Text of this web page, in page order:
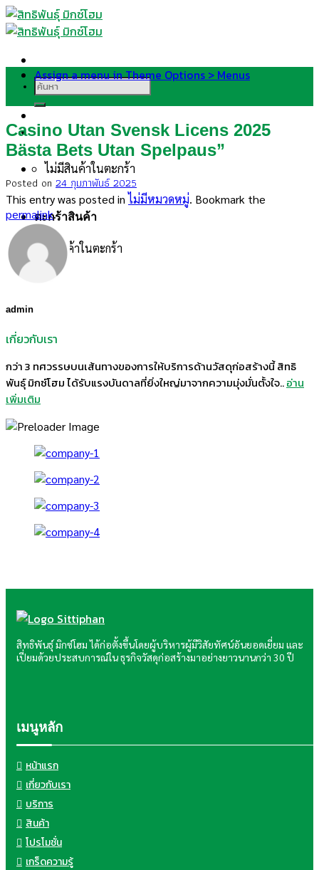
Skip
to
ค้นหา:
ไม่มีสินค้าในตะกร้า
ตะกร้าสินค้า
ไม่มีสินค้าในตะกร้า
Assign a menu in Theme Options > Menus
Casino Utan Svensk Licens 2025
Bästa Bets Utan Spelpaus”
Posted on 24 กุมภาพันธ์ 2025
This entry was posted inไม่มีหมวดหมู่. Bookmark the
permalink.
admin
เกี่ยวกับเรา
กว่า 3 ทศวรรษบนเส้นทางของการให้บริการด้านวัสดุก่อสร้างนี้ สิทธิ
พันธุ์ มิกซ์โฮม ได้รับแรงบันดาลที่ยิ่งใหญ่มาจากความมุ่งมั่นตั้งใจ..อ่าน
เพิ่มเติม
สิทธิพันธุ์ มิกซ์โฮม ได้ก่อตั้งขึ้นโดยผู้บริหารผู้มีวิสัยทัศน์อันยอดเยี่ยม และ
เปี่ยมด้วยประสบการณ์ใน ธุรกิจวัสดุก่อสร้างมาอย่างยาวนานกว่า 30 ปี
เมนูหลัก
หน้าแรก
เกี่ยวกับเรา
บริการ
สินค้า
โปรโมชั่น
เกร็ดความรู้